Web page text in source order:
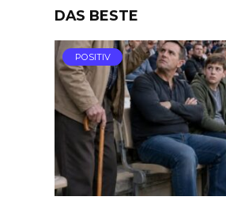
DAS BESTE
POSITIV